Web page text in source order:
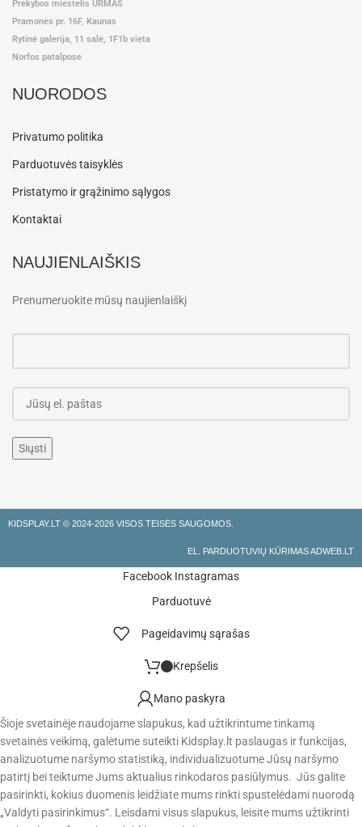
Prekybos miestelis URMAS
Pramonės pr. 16F, Kaunas
Rytinė galerija, 11 salė, 1F1b vieta
Norfos patalpose
NUORODOS
Privatumo politika
Parduotuvės taisyklės
Pristatymo ir grąžinimo sąlygos
Kontaktai
NAUJIENLAIŠKIS
Prenumeruokite mūsų naujienlaiškį
KIDSPLAY.LT © 2024-2026 VISOS TEISĖS SAUGOMOS.
EL. PARDUOTUVIŲ KŪRIMAS ADWEB.LT
Facebook Instagramas
Parduotuvė
Pageidavimų sąrašas
Krepšelis
Mano paskyra
Šioje svetainėje naudojame slapukus, kad užtikrintume tinkamą
svetainės veikimą, galėtume suteikti Kidsplay.lt paslaugas ir funkcijas,
analizuotume naršymo statistiką, individualizuotume Jūsų naršymo
patirtį bei teiktume Jums aktualius rinkodaros pasiūlymus. Jūs galite
pasirinkti, kokius duomenis leidžiate mums rinkti spustelėdami nuorodą
„Valdyti pasirinkimus“. Leisdami visus slapukus, leisite mums užtikrinti